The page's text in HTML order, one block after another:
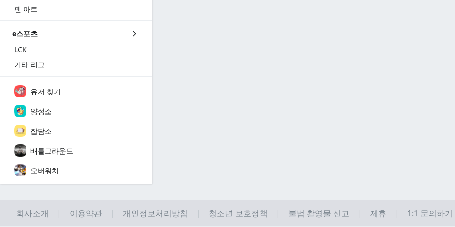
팬 아트
e스포츠
LCK
기타 리그
유저 찾기
양성소
잡담소
배틀그라운드
오버워치
회사소개 이용약관 개인정보처리방침 청소년 보호정책 불법 촬영물 신고 제휴 1:1 문의하기